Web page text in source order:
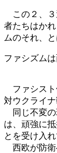
この２、３
者たちはか
ムのそれ、
ファシズム
ファシスト
対ウクライ
同じ不変の
は、頑強に
とを受け入
西欧が防衛